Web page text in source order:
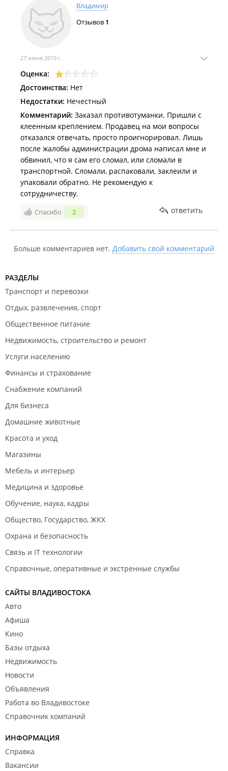
Владимир
Отзывов 1
27 июня 2019 г.
Оценка:
Достоинства: Нет
Недостатки: Нечестный
Комментарий: Заказал противотуманки. Пришли с
клеенным креплением. Продавец на мои вопросы
отказался отвечать, просто проигнорировал. Лишь
после жалобы администрации дрома написал мне и
обвинил, что я сам его сломал, или сломали в
транспортной. Сломали, распаковали, заклеили и
упаковали обратно. Не рекомендую к
сотрудничеству.
Спасибо 2 ответить
Больше комментариев нет. Добавить свой комментарий
РАЗДЕЛЫ
Транспорт и перевозки
Отдых, развлечения, спорт
Общественное питание
Недвижимость, строительство и ремонт
Услуги населению
Финансы и страхование
Снабжение компаний
Для бизнеса
Домашние животные
Красота и уход
Магазины
Мебель и интерьер
Медицина и здоровье
Обучение, наука, кадры
Общество, Государство, ЖКХ
Охрана и безопасность
Связь и IT технологии
Справочные, оперативные и экстренные службы
САЙТЫ ВЛАДИВОСТОКА
Авто
Афиша
Кино
Базы отдыха
Недвижимость
Новости
Объявления
Работа во Владивостоке
Справочник компаний
ИНФОРМАЦИЯ
Справка
Вакансии